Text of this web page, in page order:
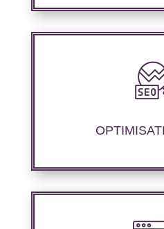
Nous proposons des
technique de site
performances de